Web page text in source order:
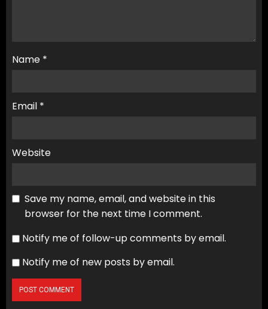
Name *
Email *
Website
Save my name, email, and website in this
browser for the next time I comment.
Notify me of follow-up comments by email.
Notify me of new posts by email.